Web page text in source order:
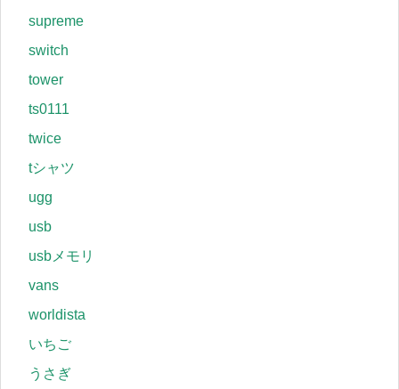
supreme
switch
tower
ts0111
twice
tシャツ
ugg
usb
usbメモリ
vans
worldista
いちご
うさぎ